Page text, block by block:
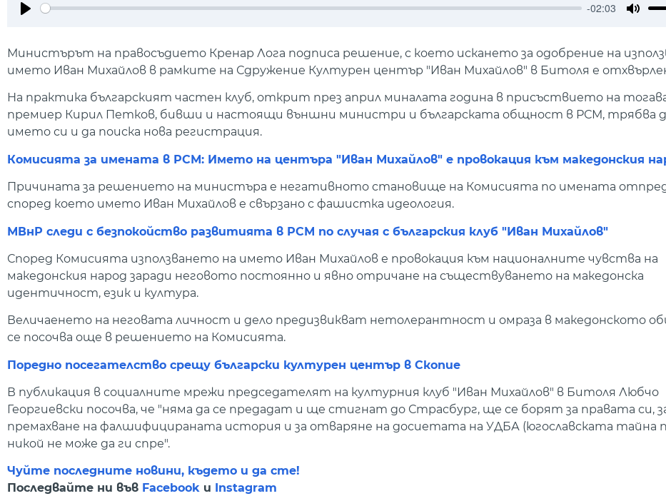
-02:03
Министърът на правосъдието Кренар Лога подписа решение, с което искането за одобрение на
името Иван Михайлов в рамките на Сдружение Културен център "Иван Михайлов" в Битоля е
На практика българският частен клуб, открит през април миналата година в присъствието на
премиер Кирил Петков, бивши и настоящи външни министри и българската общност в РСМ, трябва
името си и да поиска нова регистрация.
Комисията за имената в РСМ: Името на центъра "Иван Михайлов" е провокация към македонския
Причината за решението на министъра е негативното становище на Комисията по имената
според което името Иван Михайлов е свързано с фашистка идеология.
МВнР следи с безпокойство развитията в РСМ по случая с българския клуб "Иван Михайлов"
Според Комисията използването на името Иван Михайлов е провокация към националните чувства на
македонския народ заради неговото постоянно и явно отричане на съществуването на македонска
идентичност, език и култура.
Величаенето на неговата личност и дело предизвикват нетолерантност и омраза в македонското
се посочва още в решението на Комисията.
Поредно посегателство срещу български културен център в Скопие
В публикация в социалните мрежи председателят на културния клуб "Иван Михайлов" в Битоля Любчо
Георгиевски посочва, че "няма да се предадат и ще стигнат до Страсбург, ще се борят за правата си,
премахване на фалшифицираната история и за отваряне на досиетата на УДБА (югославската тайна
никой не може да ги спре".
Чуйте последните новини, където и да сте!
Последвайте ни във Facebook и
Instagram